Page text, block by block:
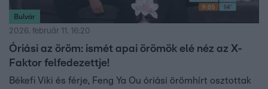
Bulvár
2026. február 11. 16:20
Óriási az öröm: ismét apai örömök elé néz az X-
Faktor felfedezettje!
Békefi Viki és férje, Feng Ya Ou óriási örömhírt osztottak